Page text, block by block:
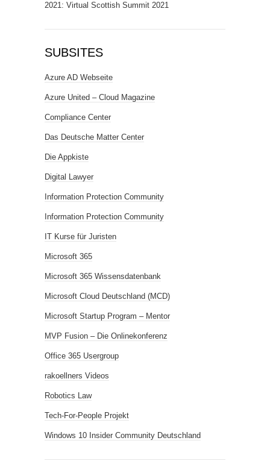
2021: Virtual Scottish Summit 2021
SUBSITES
Azure AD Webseite
Azure United – Cloud Magazine
Compliance Center
Das Deutsche Matter Center
Die Appkiste
Digital Lawyer
Information Protection Community
Information Protection Community
IT Kurse für Juristen
Microsoft 365
Microsoft 365 Wissensdatenbank
Microsoft Cloud Deutschland (MCD)
Microsoft Startup Program – Mentor
MVP Fusion – Die Onlinekonferenz
Office 365 Usergroup
rakoellners Videos
Robotics Law
Tech-For-People Projekt
Windows 10 Insider Community Deutschland